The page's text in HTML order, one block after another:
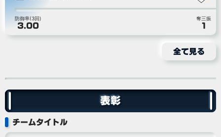
防御率(3回)
3.00
奪三振
1
全て見る
表彰
チームタイトル